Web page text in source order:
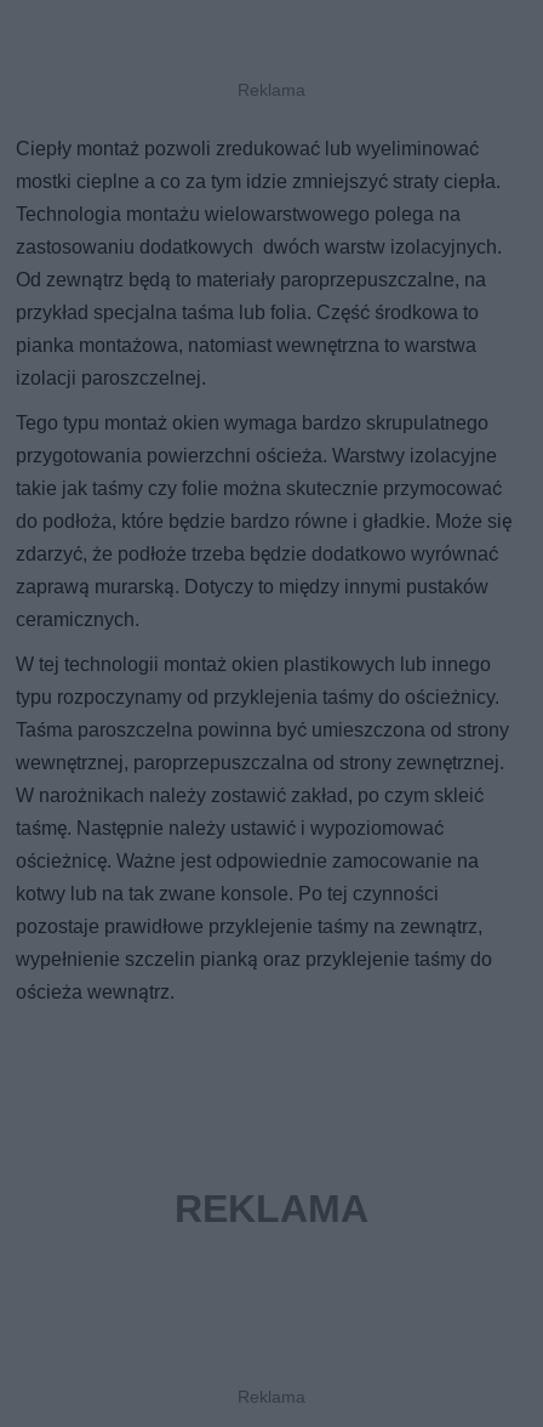
Ciepły montaż pozwoli zredukować lub wyeliminować
mostki cieplne a co za tym idzie zmniejszyć straty ciepła.
Technologia montażu wielowarstwowego polega na
zastosowaniu dodatkowych dwóch warstw izolacyjnych.
Od zewnątrz będą to materiały paroprzepuszczalne, na
przykład specjalna taśma lub folia. Część środkowa to
pianka montażowa, natomiast wewnętrzna to warstwa
izolacji paroszczelnej.
Tego typu montaż okien wymaga bardzo skrupulatnego
przygotowania powierzchni ościeża. Warstwy izolacyjne
takie jak taśmy czy folie można skutecznie przymocować
do podłoża, które będzie bardzo równe i gładkie. Może się
zdarzyć, że podłoże trzeba będzie dodatkowo wyrównać
zaprawą murarską. Dotyczy to między innymi pustaków
ceramicznych.
W tej technologii montaż okien plastikowych lub innego
typu rozpoczynamy od przyklejenia taśmy do ościeżnicy.
Taśma paroszczelna powinna być umieszczona od strony
wewnętrznej, paroprzepuszczalna od strony zewnętrznej.
W narożnikach należy zostawić zakład, po czym skleić
taśmę. Następnie należy ustawić i wypoziomować
ościeżnicę. Ważne jest odpowiednie zamocowanie na
kotwy lub na tak zwane konsole. Po tej czynności
pozostaje prawidłowe przyklejenie taśmy na zewnątrz,
wypełnienie szczelin pianką oraz przyklejenie taśmy do
ościeża wewnątrz.